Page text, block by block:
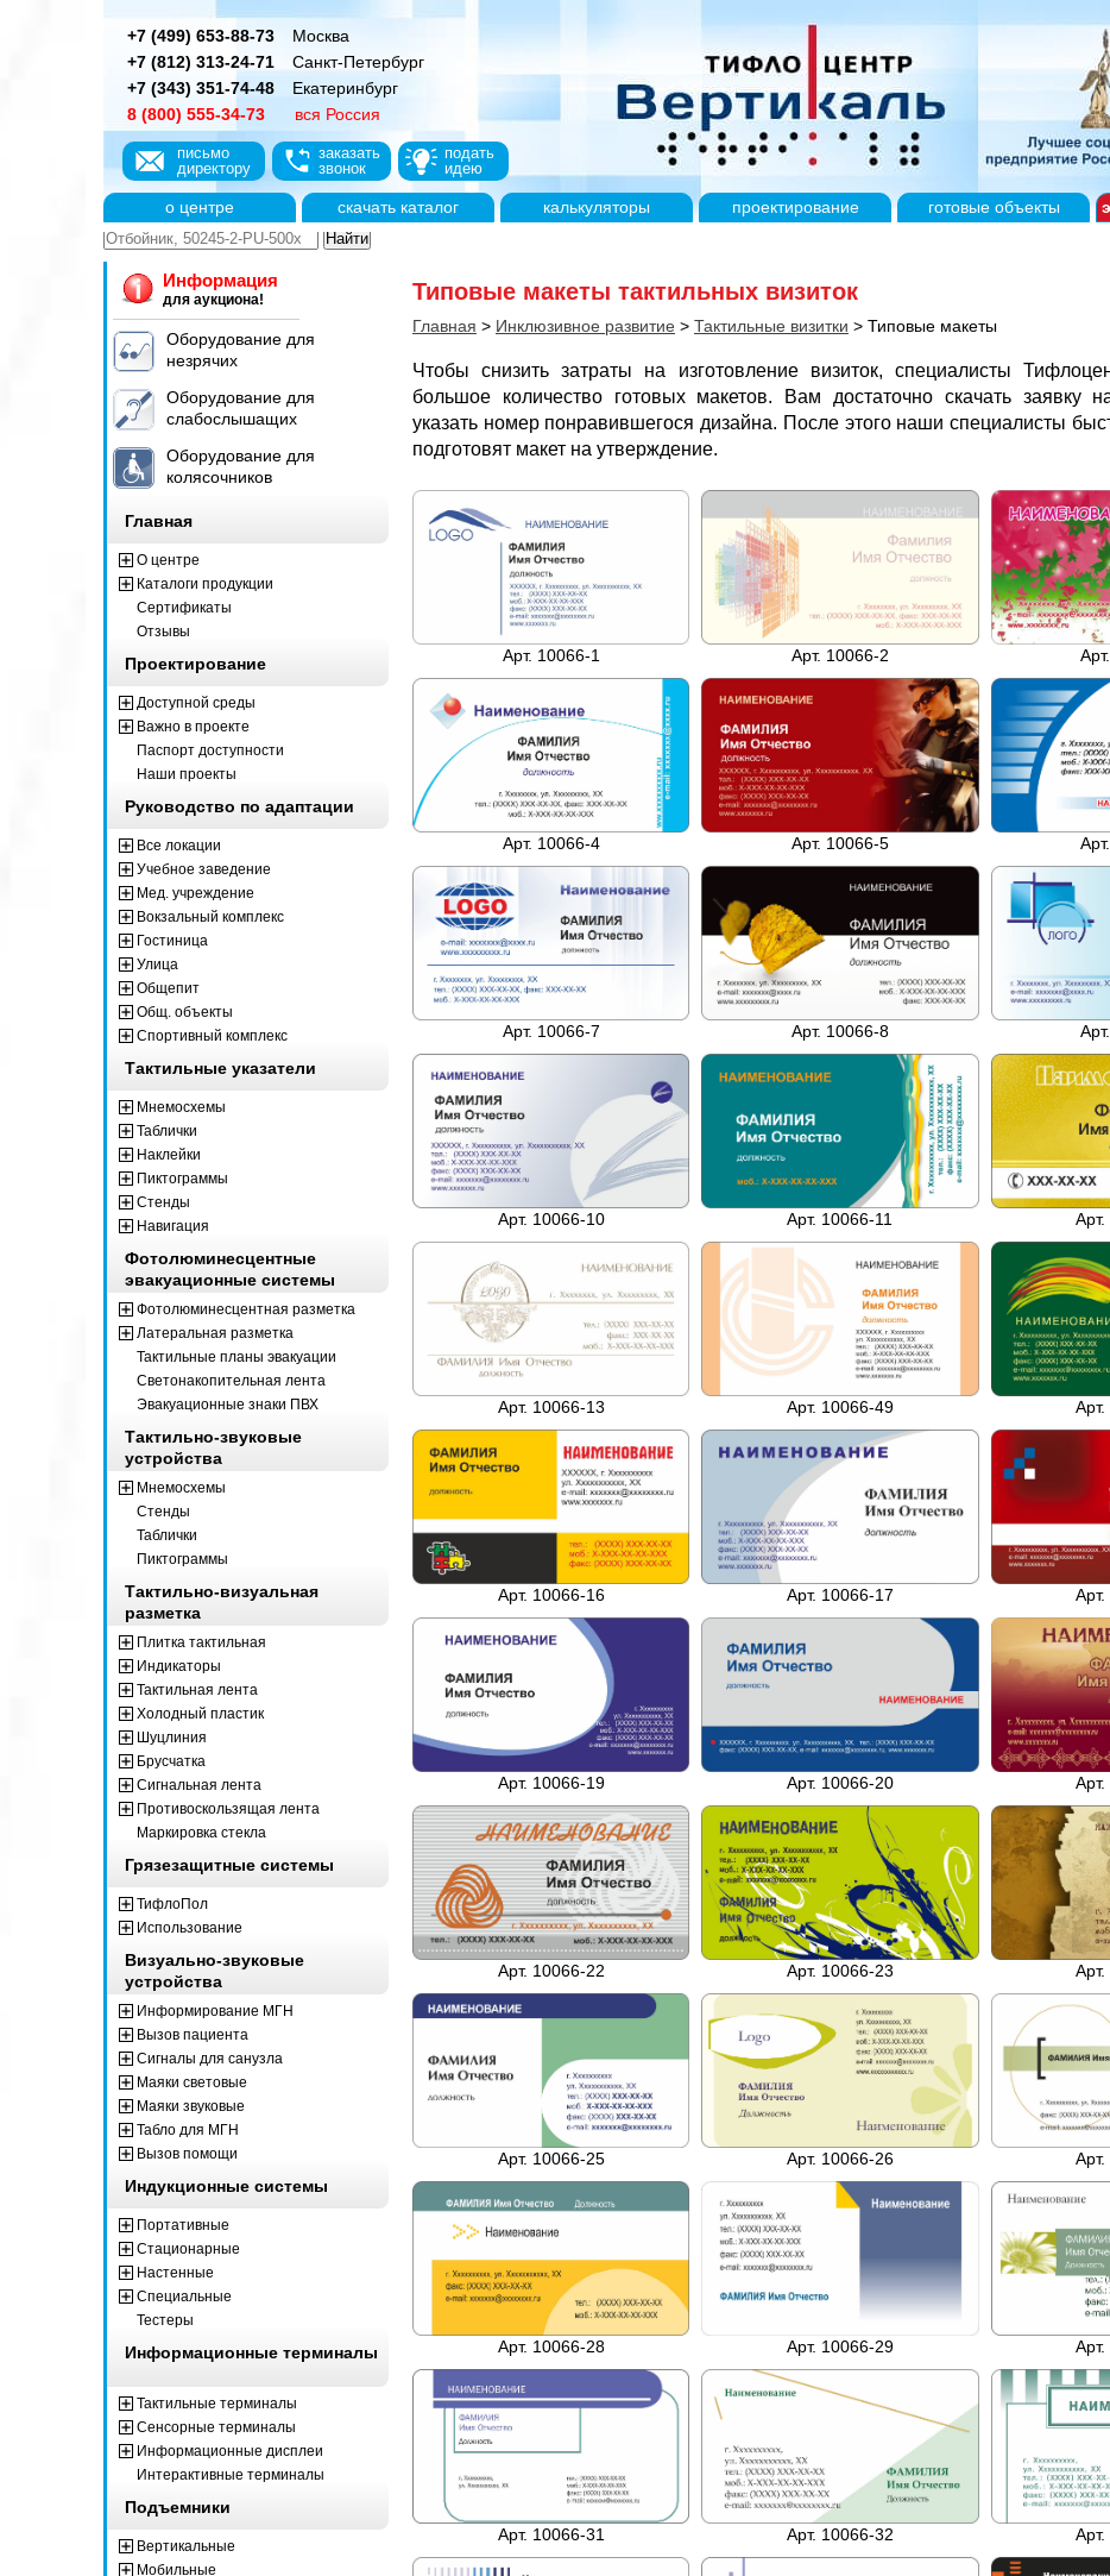
+7 (499) 653-88-73
Москва
+7 (812) 313-24-71
Санкт-Петербург
+7 (343) 351-74-48
Екатеринбург
8 (800) 555-34-73
вся Россия
письмо
директору
заказать
звонок
подать
идею
о центре скачать каталог калькуляторы проектирование готовыеобъекты
Типовые макеты тактильных визиток
Главная > Инклюзивное развитие > Тактильные визитки > Типовые макеты
Чтобы снизить затраты на изготовление визиток, специалисты
большое количество готовых макетов. Вам достаточно скачать заявку
указать номер понравившегося дизайна. После этого наши специалисты
подготовят макет на утверждение.
Арт. 10066-1 Арт. 10066-2
Арт. 10066-4 Арт. 10066-5
Арт. 10066-7 Арт. 10066-8
Арт. 10066-10 Арт. 10066-11
Арт. 10066-13 Арт. 10066-49
Арт. 10066-16 Арт. 10066-17
Арт. 10066-19 Арт. 10066-20
Арт. 10066-22 Арт. 10066-23
Арт. 10066-25 Арт. 10066-26
Арт. 10066-28 Арт. 10066-29
Арт. 10066-31 Арт. 10066-32
Информация
для аукциона!
Оборудование для
незрячих
Оборудование для
слабослышащих
Оборудование для
колясочников
Главная
О центре
Каталоги продукции
Сертификаты
Отзывы
Проектирование
Доступной среды
Важно в проекте
Паспорт доступности
Наши проекты
Руководство по адаптации
Все локации
Учебное заведение
Мед. учреждение
Вокзальный комплекс
Гостиница
Улица
Общепит
Общ. объекты
Спортивный комплекс
Тактильные указатели
Мнемосхемы
Таблички
Наклейки
Пиктограммы
Стенды
Навигация
Фотолюминесцентные
эвакуационные системы
Фотолюминесцентная разметка
Латеральная разметка
Тактильные планы эвакуации
Светонакопительная лента
Эвакуационные знаки ПВХ
Тактильно-звуковые
устройства
Мнемосхемы
Стенды
Таблички
Пиктограммы
Тактильно-визуальная
разметка
Плитка тактильная
Индикаторы
Тактильная лента
Холодный пластик
Шуцлиния
Брусчатка
Сигнальная лента
Противоскользящая лента
Маркировка стекла
Грязезащитные системы
ТифлоПол
Использование
Визуально-звуковые
устройства
Информирование МГН
Вызов пациента
Сигналы для санузла
Маяки световые
Маяки звуковые
Табло для МГН
Вызов помощи
Индукционные системы
Портативные
Стационарные
Настенные
Специальные
Тестеры
Информационные терминалы
Тактильные терминалы
Сенсорные терминалы
Информационные дисплеи
Интерактивные терминалы
Подъемники
Вертикальные
Мобильные